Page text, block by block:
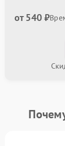
от 540 ₽